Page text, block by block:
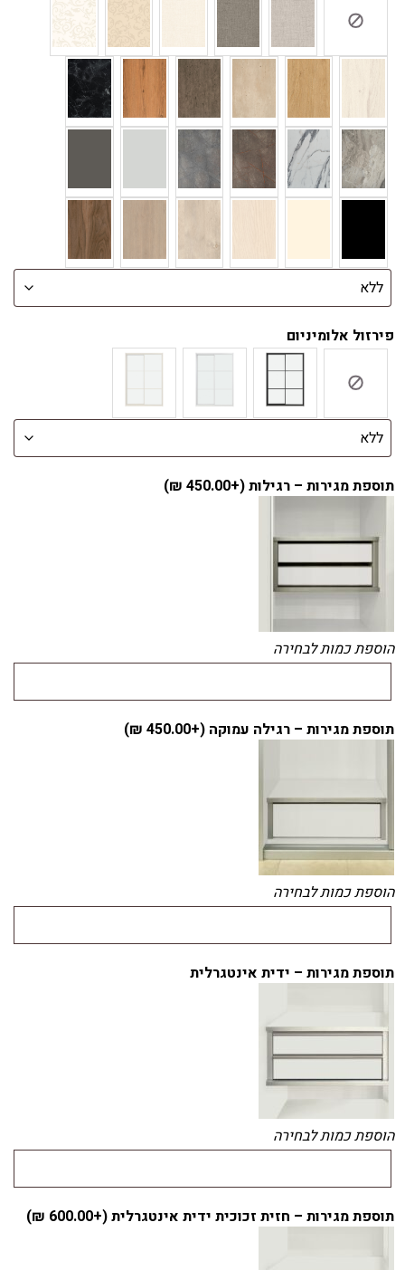
פירזול אלומיניום
תוספת מגירות – רגילות (+450.00
₪
)
הוספת כמות לבחירה
תוספת מגירות – רגילה עמוקה (+450.00
₪
)
הוספת כמות לבחירה
תוספת מגירות – ידית אינטגרלית
הוספת כמות לבחירה
תוספת מגירות – חזית זכוכית ידית אינטגרלית (+600.00
₪
)